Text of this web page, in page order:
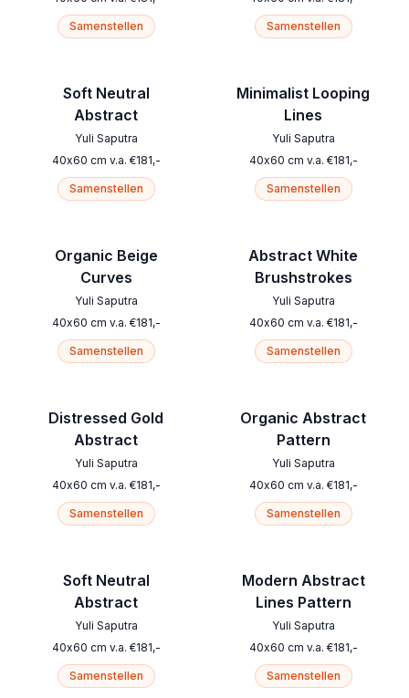
Samenstellen
Soft Neutral
Abstract
Yuli Saputra
40x60 cm v.a. €181,-
Samenstellen
Organic Beige
Curves
Yuli Saputra
40x60 cm v.a. €181,-
Samenstellen
Distressed Gold
Abstract
Yuli Saputra
40x60 cm v.a. €181,-
Samenstellen
Soft Neutral
Abstract
Yuli Saputra
40x60 cm v.a. €181,-
Samenstellen
Samenstellen
Minimalist Looping
Lines
Yuli Saputra
40x60 cm v.a. €181,-
Samenstellen
Abstract White
Brushstrokes
Yuli Saputra
40x60 cm v.a. €181,-
Samenstellen
Organic Abstract
Pattern
Yuli Saputra
40x60 cm v.a. €181,-
Samenstellen
Modern Abstract
Lines Pattern
Yuli Saputra
40x60 cm v.a. €181,-
Samenstellen